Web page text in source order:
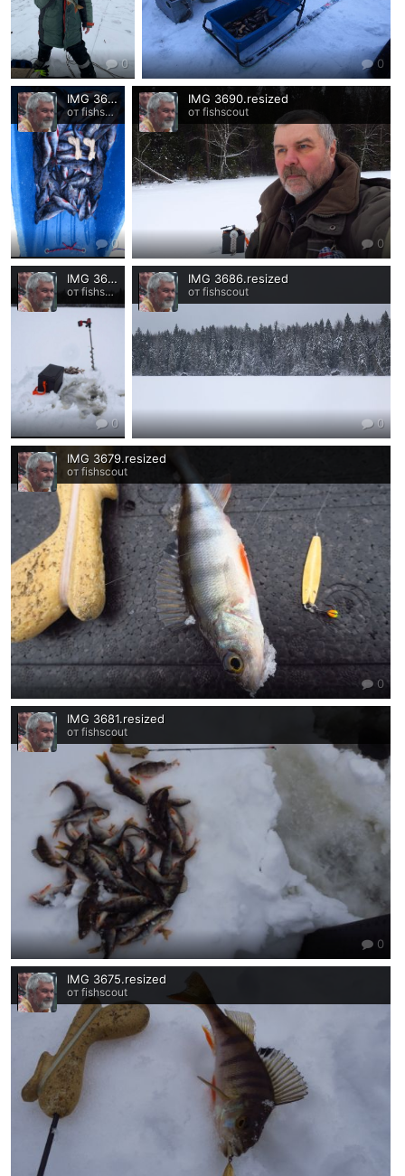
0 0
IMG 3692.resized
от fishscout
0
IMG 3690.resized
от fishscout
0
IMG 3683.resized
от fishscout
0
IMG 3686.resized
от fishscout
0
IMG 3679.resized
от fishscout
0
IMG 3681.resized
от fishscout
0
IMG 3675.resized
от fishscout